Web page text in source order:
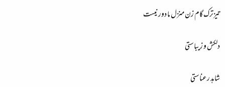
تیزترک گام زن منزل ما دور نیست
دلکش و زیباستی
شاہد رعناستی